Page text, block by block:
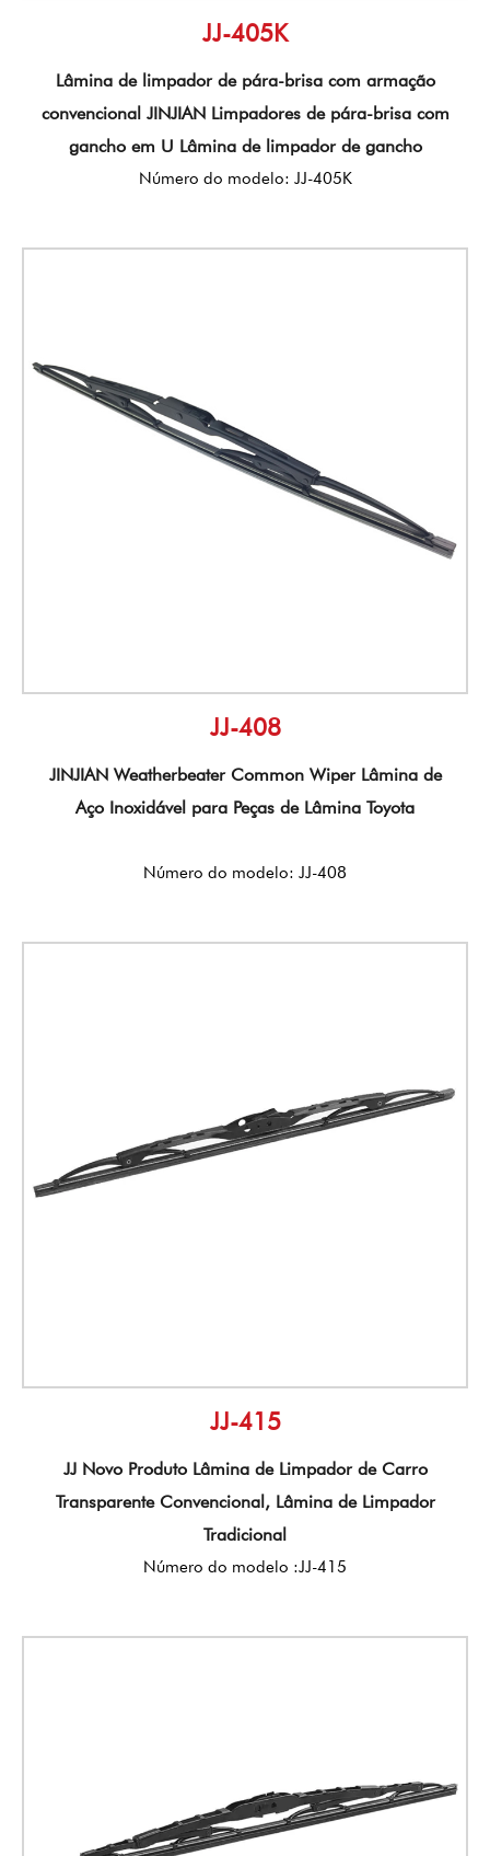
JJ-405K
Lâmina de limpador de pára-brisa com armação
convencional JINJIAN Limpadores de pára-brisa com
gancho em U Lâmina de limpador de gancho
Número do modelo: JJ-405K
JJ-408
JINJIAN Weatherbeater Common Wiper Lâmina de
Aço Inoxidável para Peças de Lâmina Toyota
Número do modelo: JJ-408
JJ-415
JJ Novo Produto Lâmina de Limpador de Carro
Transparente Convencional, Lâmina de Limpador
Tradicional
Número do modelo :JJ-415